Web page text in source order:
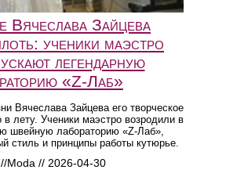
Вячеслава Зайцева
ученики маэстро
легендарную
«Z-Лаб»
Вячеслава Зайцева его творческое
в лету. Ученики маэстро возродили в
швейную лабораторию «Z-Лаб»,
стиль и принципы работы кутюрье.
Moda // 2026-04-30